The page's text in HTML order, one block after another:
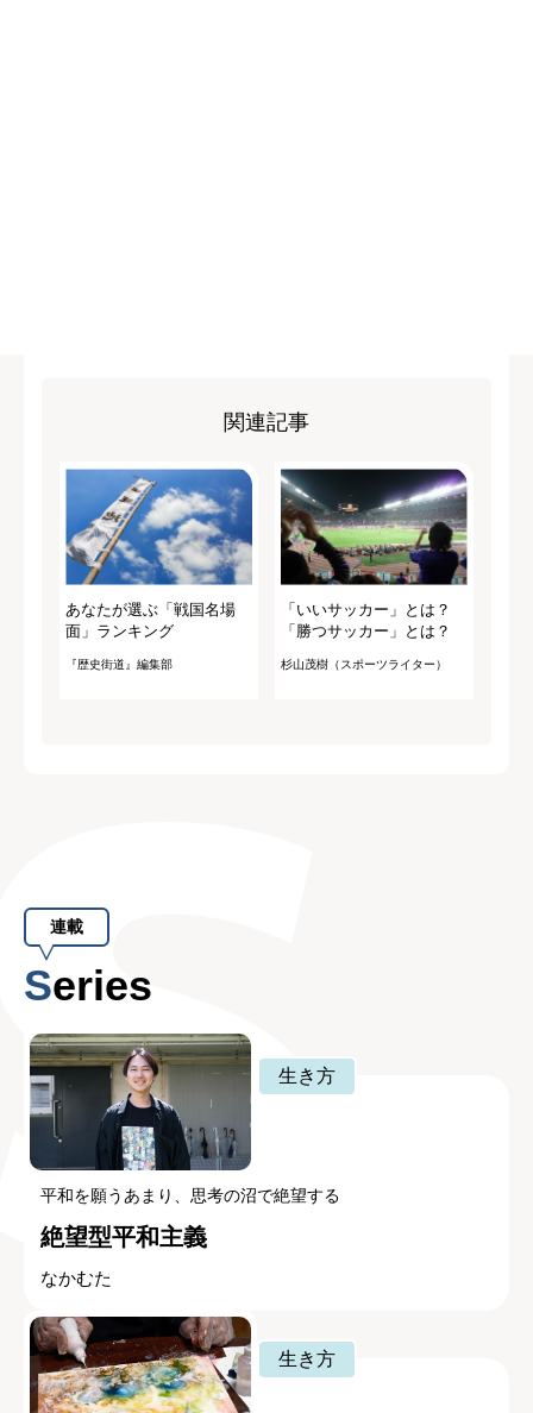
関連記事
あなたが選ぶ「戦国名場
面」ランキング
『歴史街道』編集部
「いいサッカー」とは？
「勝つサッカー」とは？
杉山茂樹（スポーツライター）
連載
Series
生き方
平和を願うあまり、思考の沼で絶望する
絶望型平和主義
なかむた
生き方